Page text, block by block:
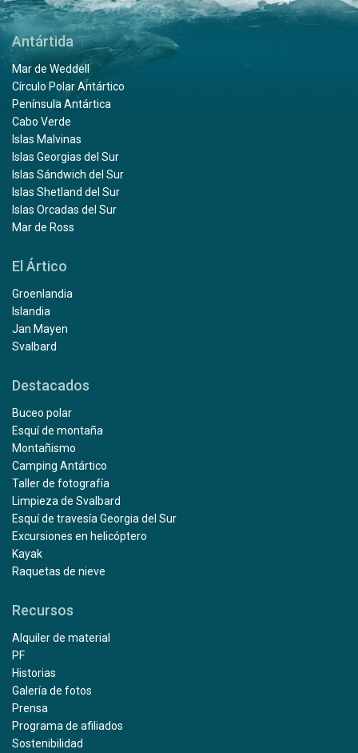
Antártida
Mar de Weddell
Círculo Polar Antártico
Península Antártica
Cabo Verde
Islas Malvinas
Islas Georgias del Sur
Islas Sándwich del Sur
Islas Shetland del Sur
Islas Orcadas del Sur
Mar de Ross
El Ártico
Groenlandia
Islandia
Jan Mayen
Svalbard
Destacados
Buceo polar
Esquí de montaña
Montañismo
Camping Antártico
Taller de fotografía
Limpieza de Svalbard
Esquí de travesía Georgia del Sur
Excursiones en helicóptero
Kayak
Raquetas de nieve
Recursos
Alquiler de material
PF
Historias
Galería de fotos
Prensa
Programa de afiliados
Sostenibilidad